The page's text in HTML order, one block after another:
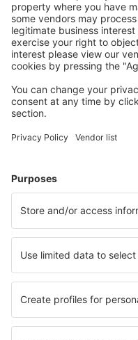
Attraktive Preise
Benutzer.
Unterkünfte, die
Wählen Sie aus über
Meist gesuchte
Hotels in Brüssel
Hotels in Ostende
Hotels in Maarkedal